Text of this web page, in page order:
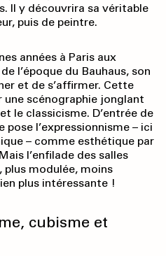
Il y découvrira sa véritable
puis de peintre.
années à Paris aux
l’époque du Bauhaus, son
et de s’affirmer. Cette
scénographie jonglant
le classicisme. D’entrée de
l’expressionnisme – ici
– comme esthétique par
l’enfilade des salles
modulée, moins
plus intéressante !
cubisme et